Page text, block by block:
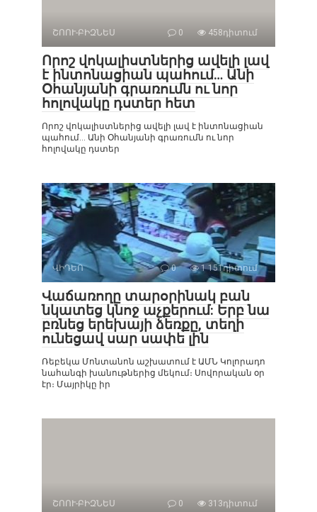
ՇՈՈՒ-ԲԻԶՆԵՍ 0 458դիտում
Որոշ վոկալիստներից ավելի լավ
է ինտոնացիան պահում… Անի
Օհանյանի գրառումն ու նոր
հոլովակը դստեր հետ
Որոշ վոկալիստներից ավելի լավ է ինտոնացիան
պահում… Անի Օհանյանի գրառումն ու նոր
հոլովակը դստեր
ՎԻԴԵՈ 0 1 151դիտում
Վաճառողը տարօրինակ բան
նկատեց կնոջ աչքերում: Երբ նա
բռնեց երեխայի ձեռքը, տեղի
ունեցավ սար սափե լին
Ռեբեկա Մոնտանոն աշխատում է ԱՄՆ Կոլորադո
նահանգի խանութներից մեկում։ Սովորական օր
էր։ Մայրիկը իր
ՇՈՈՒ-ԲԻԶՆԵՍ 0 313դիտում